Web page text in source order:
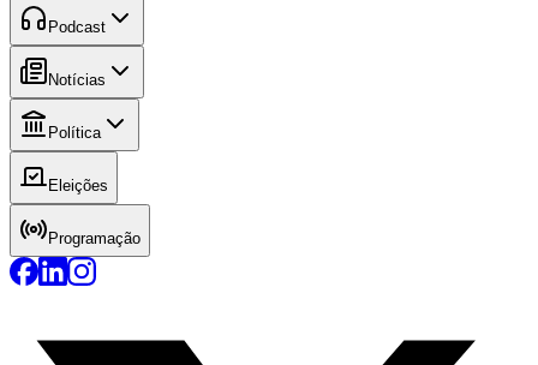
Podcast
Notícias
Política
Eleições
Programação